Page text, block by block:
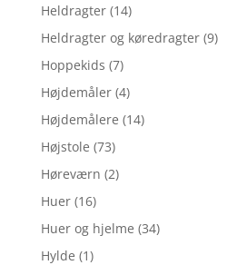
Heldragter (14)
Heldragter og køredragter (9)
Hoppekids (7)
Højdemåler (4)
Højdemålere (14)
Højstole (73)
Høreværn (2)
Huer (16)
Huer og hjelme (34)
Hylde (1)